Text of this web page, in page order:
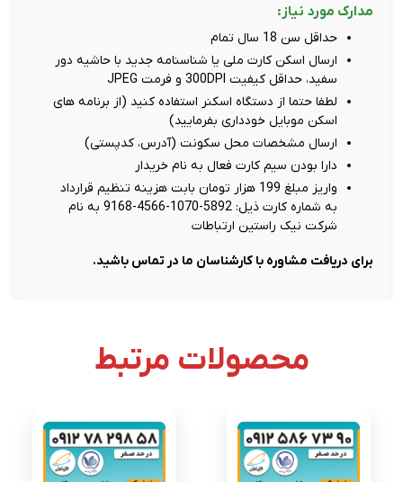
مدارک مورد نیاز:
حداقل سن 18 سال تمام
ارسال اسکن کارت ملی یا شناسنامه جدید با حاشیه دور
سفید، حداقل کیفیت 300DPI و فرمت JPEG
لطفا حتما از دستگاه اسکنر استفاده کنید (از برنامه های
اسکن موبایل خودداری بفرمایید)
ارسال مشخصات محل سکونت (آدرس، کدپستی)
دارا بودن سیم کارت فعال به نام خریدار
واریز مبلغ 199 هزار تومان بابت هزینه تنظیم قرارداد
به شماره کارت ذیل: 5892-1070-4566-9168 به نام
شرکت نیک راستین ارتباطات
برای دریافت مشاوره با کارشناسان ما در تماس باشید.
محصولات مرتبط